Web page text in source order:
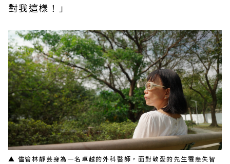
對我這樣！」
▲ 儘管林靜芸身為一名卓越的外科醫師，面對敬愛的先生罹患失智